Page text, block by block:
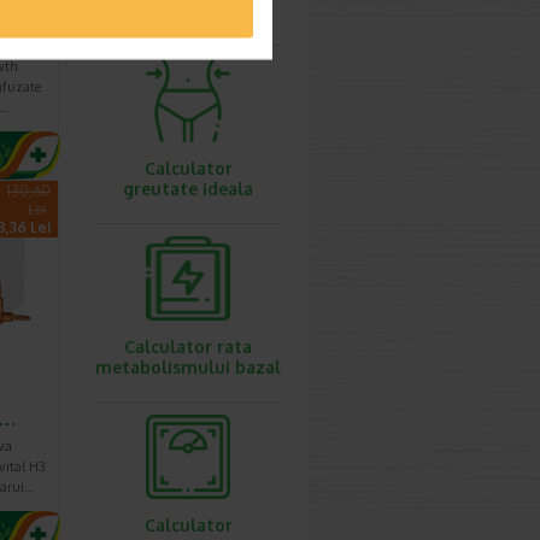
130,60
Lei
Lei
H3
Calculator
greutate ideala
Calculator rata
metabolismului bazal
Calculator